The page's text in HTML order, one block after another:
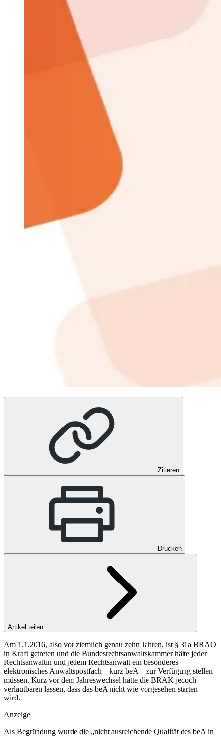
Zitieren
Drucken
Artikel teilen
Am 1.1.​2016, also vor ziemlich genau zehn Jahren, ist § 31a BRAO
in Kraft getreten und die Bundesrechtsanwaltskammer hätte jeder
Rechtsanwältin und jedem Rechtsanwalt ein besonderes
elektronisches Anwaltspostfach – kurz beA – zur Verfügung stellen
müssen. Kurz vor dem Jahreswechsel hatte die BRAK jedoch
verlautbaren lassen, dass das beA nicht wie vorgesehen starten
wird.
Anzeige
Als Begründung wurde die „nicht ausreichende Qualität des beA in